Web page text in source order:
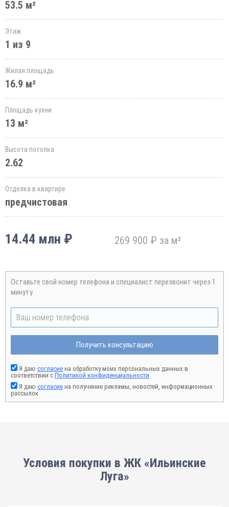
53.5 м²
Этаж
1 из 9
Жилая площадь
16.9 м²
Площадь кухни
13 м²
Высота потолка
2.62
Отделка в квартире
предчистовая
14.44 млн ₽ 269 900 ₽ за м²
Оставьте свой номер телефона и специалист перезвонит через 1
минуту
Получить консультацию
Я даю согласие на обработку моих персональных данных в
соответствии с Политикой конфиденциальности
Я даю согласие на получение рекламы, новостей, информационных
рассылок
Условия покупки в ЖК «Ильинские
Луга»